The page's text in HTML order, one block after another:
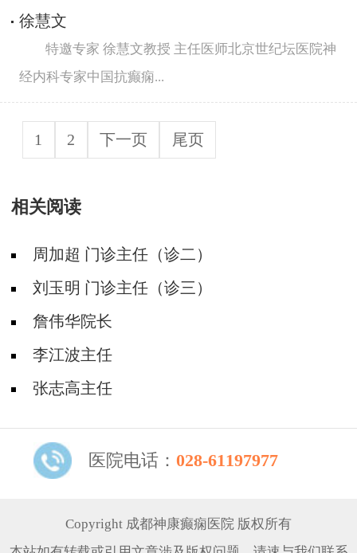
徐慧文
特邀专家 徐慧文教授 主任医师北京世纪坛医院神
经内科专家中国抗癫痫...
1 2 下一页 尾页
相关阅读
周加超 门诊主任（诊二）
刘玉明 门诊主任（诊三）
詹伟华院长
李江波主任
张志高主任
医院电话： 028-61197977
Copyright 成都神康癫痫医院 版权所有